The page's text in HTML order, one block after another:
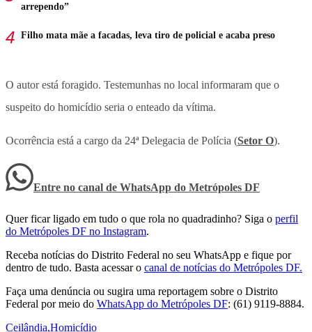
arrependo”
Filho mata mãe a facadas, leva tiro de policial e acaba preso
O autor está foragido. Testemunhas no local informaram que o
suspeito do homicídio seria o enteado da vítima.
Ocorrência está a cargo da 24ª Delegacia de Polícia (Setor O).
Entre no canal de WhatsApp do Metrópoles DF
Quer ficar ligado em tudo o que rola no quadradinho? Siga o perfil
do Metrópoles DF no Instagram.
Receba notícias do Distrito Federal no seu WhatsApp e fique por
dentro de tudo. Basta acessar o canal de notícias do Metrópoles DF.
Faça uma denúncia ou sugira uma reportagem sobre o Distrito
Federal por meio do WhatsApp do Metrópoles DF: (61) 9119-8884.
Ceilândia,Homicídio